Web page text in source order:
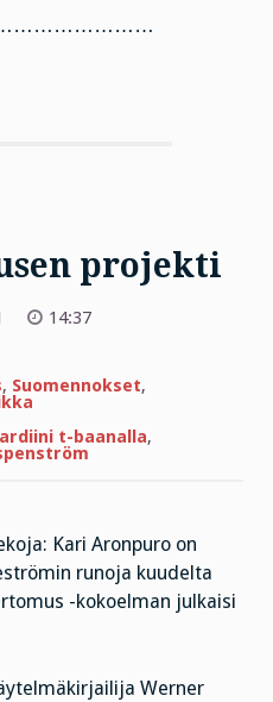
projekti
14:37
, Suomennokset,
t-baanalla,
Kari Aronpuro on
runoja kuudelta
-kokoelman julkaisi
Werner